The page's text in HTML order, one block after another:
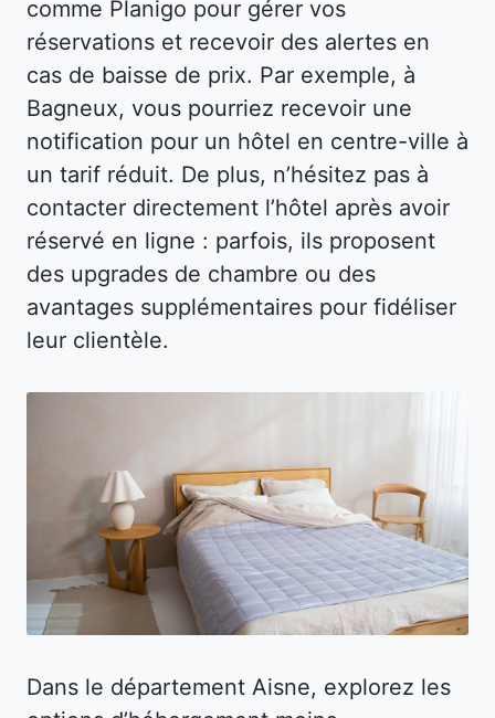
comme Planigo pour gérer vos
réservations et recevoir des alertes en
cas de baisse de prix. Par exemple, à
Bagneux, vous pourriez recevoir une
notification pour un hôtel en centre-ville à
un tarif réduit. De plus, n’hésitez pas à
contacter directement l’hôtel après avoir
réservé en ligne : parfois, ils proposent
des upgrades de chambre ou des
avantages supplémentaires pour fidéliser
leur clientèle.
Dans le département Aisne, explorez les